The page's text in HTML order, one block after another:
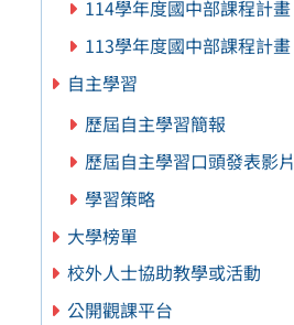
114學年度國中部課程計畫
113學年度國中部課程計畫
自主學習
歷屆自主學習簡報
歷屆自主學習口頭發表影片
學習策略
大學榜單
校外人士協助教學或活動
公開觀課平台